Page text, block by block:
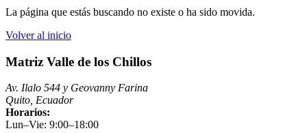
La página que estás buscando no existe o ha sido movida.
Volver al inicio
Matriz Valle de los Chillos
Av. Ilalo 544 y Geovanny Farina
Quito, Ecuador
Horarios:
Lun–Vie: 9:00–18:00